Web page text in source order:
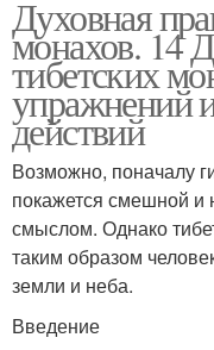
Духовная
монахов. 14
тибетских
упражнений
действий
Возможно, поначалу
покажется смешной и
смыслом. Однако
таким образом
земли и неба.
Введение